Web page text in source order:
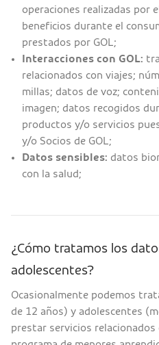
operaciones realizadas por
beneficios durante el
prestados por GOL;
Interacciones con GOL:
relacionados con viajes;
millas; datos de voz;
imagen; datos recogidos
productos y/o servicios
y/o Socios de GOL;
Datos sensibles: datos
con la salud;
¿Cómo tratamos los
adolescentes?
Ocasionalmente podemos
de 12 años) y adolescentes
prestar servicios relacionados